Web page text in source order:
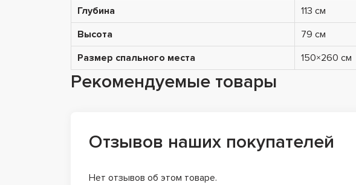
Глубина
113 см
Высота
79 см
Размер спального места
150×260 см
Рекомендуемые товары
Отзывов наших покупателей
Нет отзывов об этом товаре.